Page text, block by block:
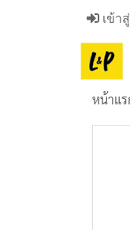
เข้า
หน้าแร